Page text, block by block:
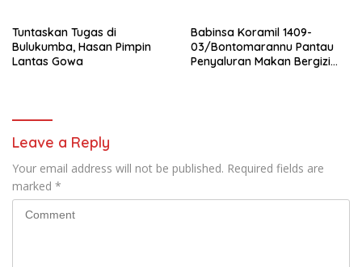
Tuntaskan Tugas di
Bulukumba, Hasan Pimpin
Lantas Gowa
Babinsa Koramil 1409-
03/Bontomarannu Pantau
Penyaluran Makan Bergizi
Leave a Reply
Your email address will not be published. Required fields are
marked *